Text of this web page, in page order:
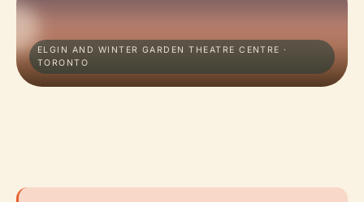
ELGIN AND WINTER GARDEN THEATRE CENTRE ·
TORONTO